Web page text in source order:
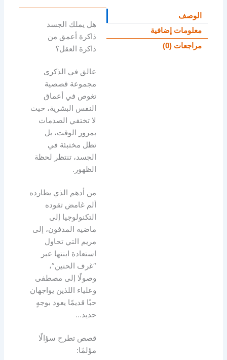
الوصف
معلومات إضافية
مراجعات (0)
هل يملك الجسد
ذاكرة أعمق من
ذاكرة العقل؟
عالق في الذكرى
مجموعة قصصية
تغوص في أعماق
النفس البشرية، حيث
لا تختفي الصدمات
بمرور الوقت، بل
تظل مختبئة في
الجسد، تنتظر لحظة
الظهور.
من أدهم الذي يطارده
ألم غامض تقوده
التكنولوجيا إلى
ماضيه المدفون، إلى
مريم التي تحاول
استعادة ابنتها عبر
“غرف الحنين”،
وصولًا إلى مصطفى
وعلياء اللذين يواجهان
حبًا قديمًا يعود بوجهٍ
جديد…
قصص تطرح سؤالًا
مؤلمًا: